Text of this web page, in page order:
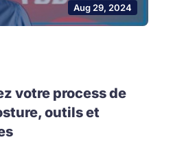
Aug 29, 2024
votre process de
outils et